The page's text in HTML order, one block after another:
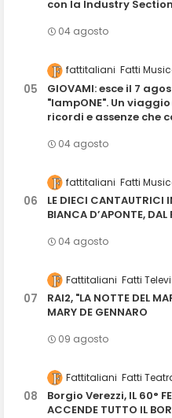
con la Industry Section
04 agosto
fattitaliani Fatti
GIOVAMI: esce il 7
"lampONE". Un
ricordi e assenze che
04 agosto
fattitaliani Fatti
LE DIECI CANTAUTRICI
BIANCA D’APONTE, DAL
04 agosto
Fattitaliani Fatti
RAI2, "LA NOTTE DEL
MARY DE GENNARO
09 agosto
Fattitaliani Fatti
Borgio Verezzi, IL 60°
ACCENDE TUTTO IL